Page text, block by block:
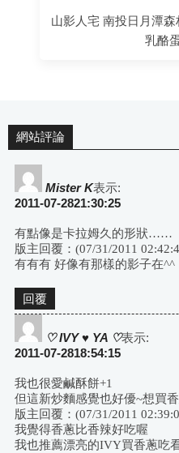
山影人宅 南投日月潭
乳酪
網站評論
Mister K表示:
2011-07-2821:30:25
有點像是卡拉姆久的形狀……
版主回覆：(07/31/2011
有有有 好像有那樣的影子在^^
回覆
♡ IVY ♥ YA ♡表示:
2011-07-2818:54:15
我也很愛鹹酥餅+1
但這新炒麵感覺也好優~想買
版主回覆：(07/31/2011
我覺得香蔥比香辣好吃喔
我也推薦漂亮的IVY買香蔥吃